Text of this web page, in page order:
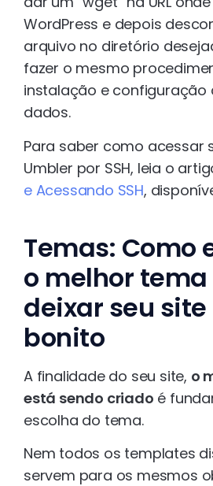
WordPress e depois
arquivo no diretório
fazer o mesmo
instalação e configuração
dados.
Para saber como acessar
Umbler por SSH, leia o
e Acessando SSH,
Temas: Como
o melhor
deixar seu
bonito
A finalidade do seu site, o
está sendo criado é
escolha do tema.
Nem todos os templates
servem para os mesmos